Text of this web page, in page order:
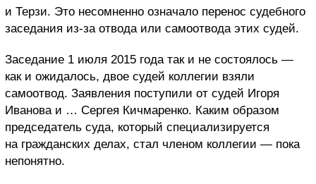
и Терзи. Это несомненно означало перенос судебного
заседания из-за отвода или самоотвода этих судей.
Заседание 1 июля 2015 года так и не состоялось —
как и ожидалось, двое судей коллегии взяли
самоотвод. Заявления поступили от судей Игоря
Иванова и … Сергея Кичмаренко. Каким образом
председатель суда, который специализируется
на гражданских делах, стал членом коллегии — пока
непонятно.